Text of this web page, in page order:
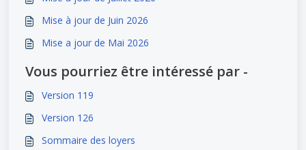
Mise à jour de Juin 2026
Mise a jour de Mai 2026
Vous pourriez être intéressé par -
Version 119
Version 126
Sommaire des loyers